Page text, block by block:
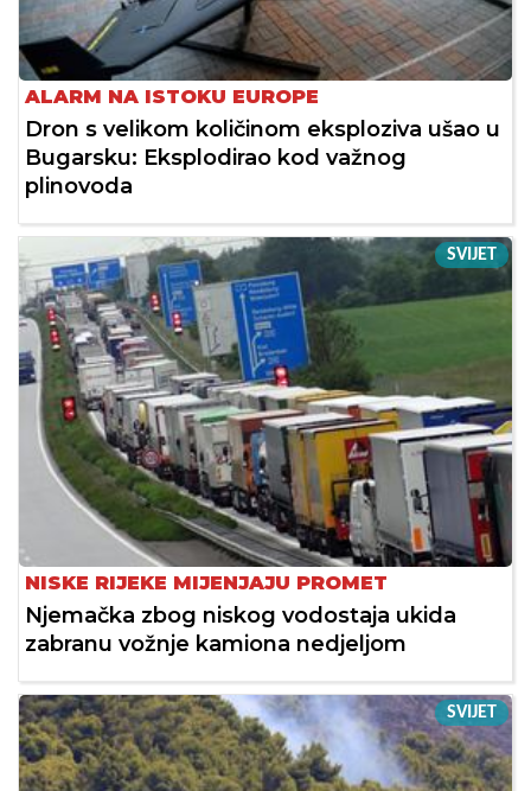
ALARM NA ISTOKU EUROPE
Dron s velikom količinom eksploziva ušao u
Bugarsku: Eksplodirao kod važnog
plinovoda
SVIJET
NISKE RIJEKE MIJENJAJU PROMET
Njemačka zbog niskog vodostaja ukida
zabranu vožnje kamiona nedjeljom
SVIJET